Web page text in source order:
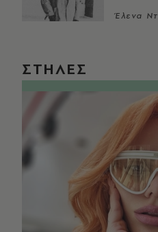
Έλενα
ΣΤΗΛΕΣ